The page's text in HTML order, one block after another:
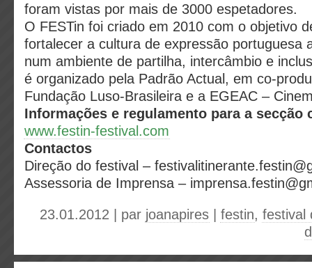
foram vistas por mais de 3000 espetadores.
O FESTin foi criado em 2010 com o objetivo
fortalecer a cultura de expressão portuguesa
num ambiente de partilha, intercâmbio e
é organizado pela Padrão Actual, em co-
Fundação Luso-Brasileira e a EGEAC –
Informações e regulamento para a secção
www.festin-festival.com
Contactos
Direção do festival –
Assessoria de Imprensa –
23.01.2012 | par joanapires festin, festival